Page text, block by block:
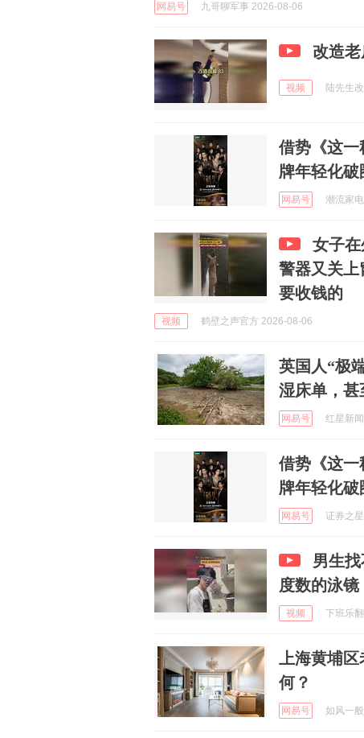
网易号 九哥聊军事 2026-08-06
改造老
视频 陆先生
借势《这一
牌年轻化破
网易号 潮流家
女子
警器又关上
要收钱的
视频 鹤壁之声官方 2026-08-06
英国人“极
湿床单，甚
网易号 红星新
借势《这一
牌年轻化破
网易号 证券之
男生
度数的泳镜
视频 下班乐
上海黄埔区
何？
网易号 如风一